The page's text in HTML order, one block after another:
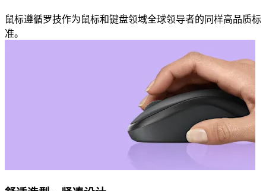
鼠标遵循罗技作为鼠标和键盘领域全球领导者的同样高品质标
准。